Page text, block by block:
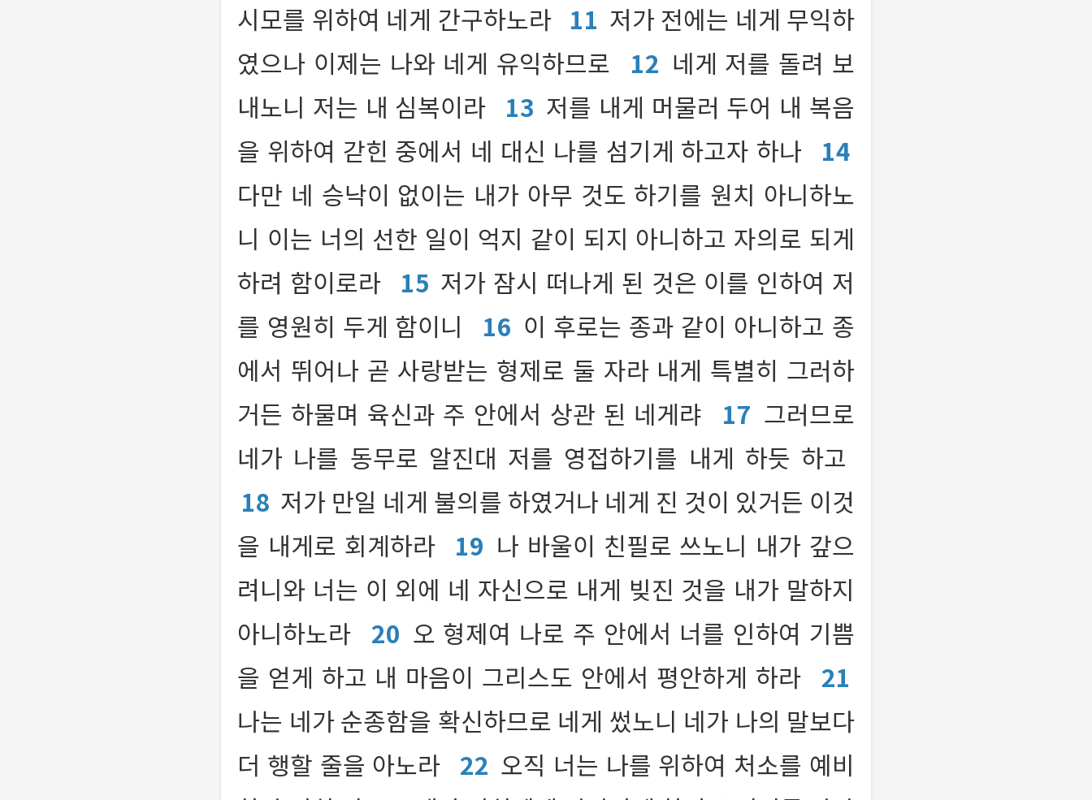
시모를 위하여 네게 간구하노라 11 저가 전에는 네게 무익하
였으나 이제는 나와 네게 유익하므로
12 네게 저를 돌려 보
내노니 저는 내 심복이라 13 저를 내게 머물러 두어 내 복음
을 위하여 갇힌 중에서 네 대신 나를 섬기게 하고자 하나
14
다만 네 승낙이 없이는 내가 아무 것도 하기를 원치 아니하노
니 이는 너의 선한 일이 억지 같이 되지 아니하고 자의로 되게
하려 함이로라 15 저가 잠시 떠나게 된 것은 이를 인하여 저
를 영원히 두게 함이니
16 이 후로는 종과 같이 아니하고 종
에서 뛰어나 곧 사랑받는 형제로 둘 자라 내게 특별히 그러하
거든 하물며 육신과 주 안에서 상관 된 네게랴
17 그러므로
네가 나를 동무로 알진대 저를 영접하기를 내게 하듯 하고
18 저가 만일 네게 불의를 하였거나 네게 진 것이 있거든 이것
을 내게로 회계하라 19 나 바울이 친필로 쓰노니 내가 갚으
려니와 너는 이 외에 네 자신으로 내게 빚진 것을 내가 말하지
아니하노라 20 오 형제여 나로 주 안에서 너를 인하여 기쁨
을 얻게 하고 내 마음이 그리스도 안에서 평안하게 하라 21
나는 네가 순종함을 확신하므로 네게 썼노니 네가 나의 말보다
더 행할 줄을 아노라 22 오직 너는 나를 위하여 처소를 예비